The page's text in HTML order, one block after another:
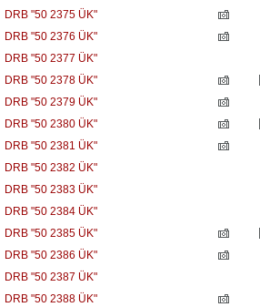
DRB "50 2375 ÜK"
DRB "50 2376 ÜK"
DRB "50 2377 ÜK"
DRB "50 2378 ÜK"
DRB "50 2379 ÜK"
DRB "50 2380 ÜK"
DRB "50 2381 ÜK"
DRB "50 2382 ÜK"
DRB "50 2383 ÜK"
DRB "50 2384 ÜK"
DRB "50 2385 ÜK"
DRB "50 2386 ÜK"
DRB "50 2387 ÜK"
DRB "50 2388 ÜK"